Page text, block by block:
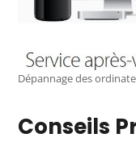
Dépannage des
Conseils